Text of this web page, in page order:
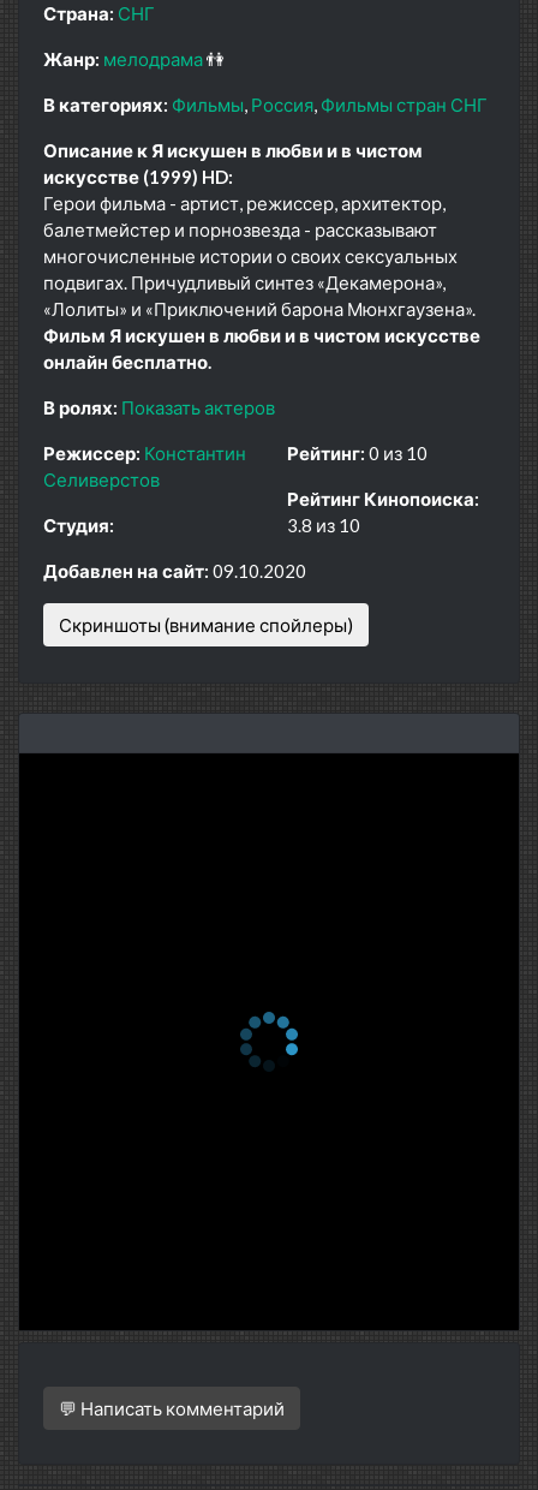
Страна: СНГ
Жанр: мелодрама👫
В категориях: Фильмы Россия Фильмы стран СНГ
Описание к Я искушен в любви и в чистом
искусстве (1999) HD:
Герои фильма - артист, режиссер, архитектор,
балетмейстер и порнозвезда - рассказывают
многочисленные истории о своих сексуальных
подвигах. Причудливый синтез «Декамерона»,
«Лолиты» и «Приключений барона Мюнхгаузена».
Фильм Я искушен в любви и в чистом искусстве
онлайн бесплатно.
В ролях: Показать актеров
Режиссер: Константин
Селиверстов
Студия:
Рейтинг: 0 из 10
Рейтинг Кинопоиска:
3.8 из 10
Добавлен на сайт: 09.10.2020
Скриншоты (внимание спойлеры)
💬 Написать комментарий